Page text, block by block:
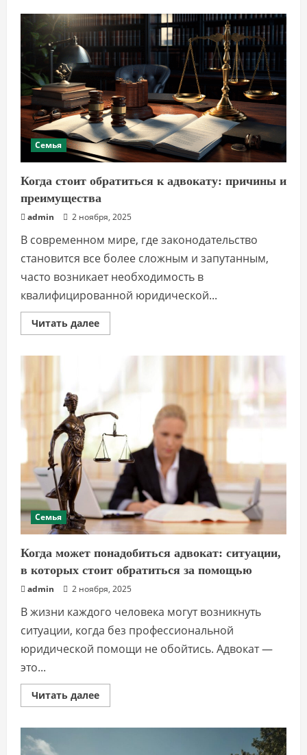
в
Стамбул:
как
правильно
собраться
и
что
посетить
Семья
Когда стоит обратиться к адвокату: причины и
преимущества
admin 2 ноября, 2025
В современном мире, где законодательство
становится все более сложным и запутанным,
часто возникает необходимость в
квалифицированной юридической...
Читать далееПрочитать
больше
адвокату:
причины
и
преимущества
Семья
Когда может понадобиться адвокат: ситуации,
в которых стоит обратиться за помощью
admin 2 ноября, 2025
В жизни каждого человека могут возникнуть
ситуации, когда без профессиональной
юридической помощи не обойтись. Адвокат —
это...
Читать далееПрочитать
больше